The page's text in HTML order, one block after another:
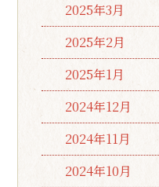
2025年3月
2025年2月
2025年1月
2024年12月
2024年11月
2024年10月